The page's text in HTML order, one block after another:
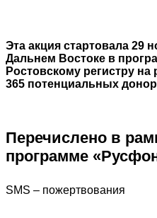
Эта акция стартовала 29
Дальнем Востоке в
Ростовскому регистру
365 потенциальных
Перечислено в
программе
SMS – пожертвования